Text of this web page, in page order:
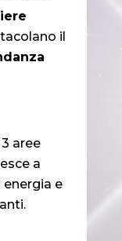
il
aree
a
e